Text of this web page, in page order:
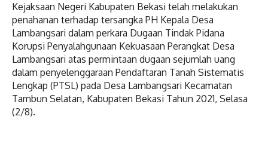
Kejaksaan Negeri Kabupaten Bekasi telah melakukan
penahanan terhadap tersangka PH Kepala Desa
Lambangsari dalam perkara Dugaan Tindak Pidana
Korupsi Penyalahgunaan Kekuasaan Perangkat Desa
Lambangsari atas permintaan dugaan sejumlah uang
dalam penyelenggaraan Pendaftaran Tanah Sistematis
Lengkap (PTSL) pada Desa Lambangsari Kecamatan
Tambun Selatan, Kabupaten Bekasi Tahun 2021, Selasa
(2/8).